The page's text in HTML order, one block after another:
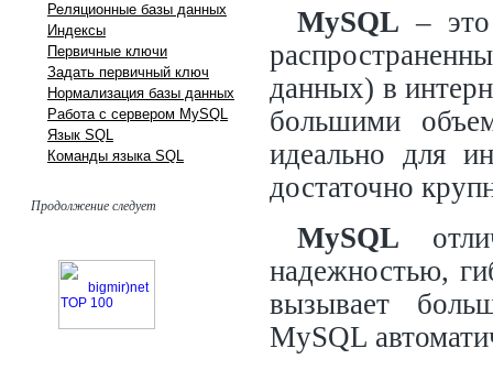
Реляционные базы данных
Индексы
Первичные ключи
Задать первичный ключ
Нормализация базы данных
Работа с сервером MySQL
Язык SQL
Команды языка SQL
Продолжение следует
MySQL –
данных) в
большими
идеально для
достаточно
MySQL
надежностью,
вызывает
MySQL